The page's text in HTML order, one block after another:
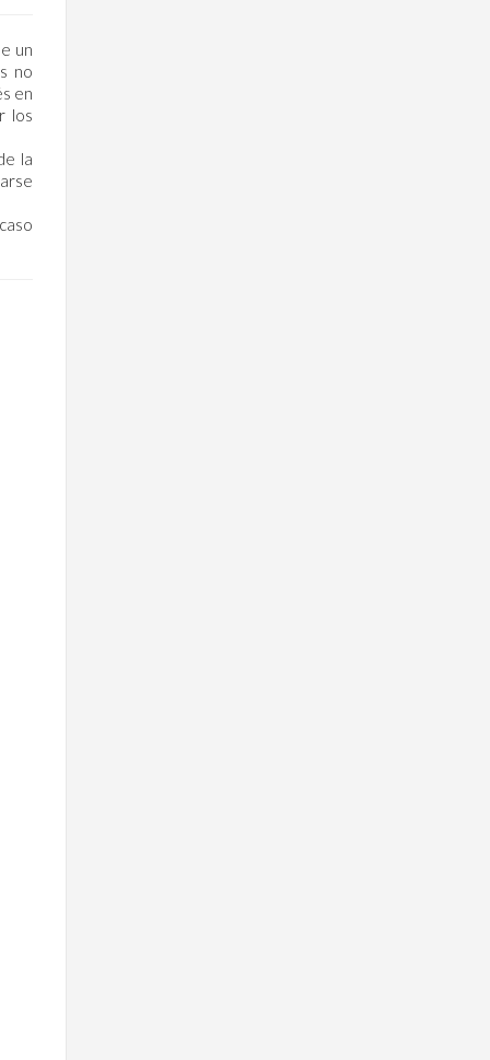
un
no
en
los
la